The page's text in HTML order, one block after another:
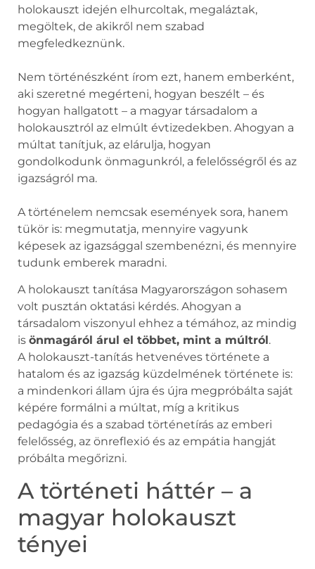
holokauszt idején elhurcoltak, megaláztak,
megöltek, de akikről nem szabad
megfeledkeznünk.
Nem történészként írom ezt, hanem emberként,
aki szeretné megérteni, hogyan beszélt – és
hogyan hallgatott – a magyar társadalom a
holokausztról az elmúlt évtizedekben. Ahogyan a
múltat tanítjuk, az elárulja, hogyan
gondolkodunk önmagunkról, a felelősségről és az
igazságról ma.
A történelem nemcsak események sora, hanem
tükör is: megmutatja, mennyire vagyunk
képesek az igazsággal szembenézni, és mennyire
tudunk emberek maradni.
A holokauszt tanítása Magyarországon sohasem
volt pusztán oktatási kérdés. Ahogyan a
társadalom viszonyul ehhez a témához, az mindig
is önmagáról árul el többet, mint a múltról .
A holokauszt-tanítás hetvenéves története a
hatalom és az igazság küzdelmének története is:
a mindenkori állam újra és újra megpróbálta saját
képére formálni a múltat, míg a kritikus
pedagógia és a szabad történetírás az emberi
felelősség, az önreflexió és az empátia hangját
próbálta megőrizni.
A történeti háttér – a
magyar holokauszt
tényei